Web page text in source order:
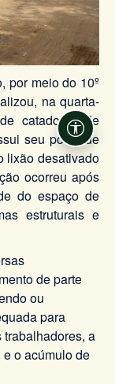
por meio do 10º
na quarta-
catadores de
seu posto de
lixão desativado
ocorreu após
do espaço de
estruturais e
de parte
ou
para
a
o acúmulo de